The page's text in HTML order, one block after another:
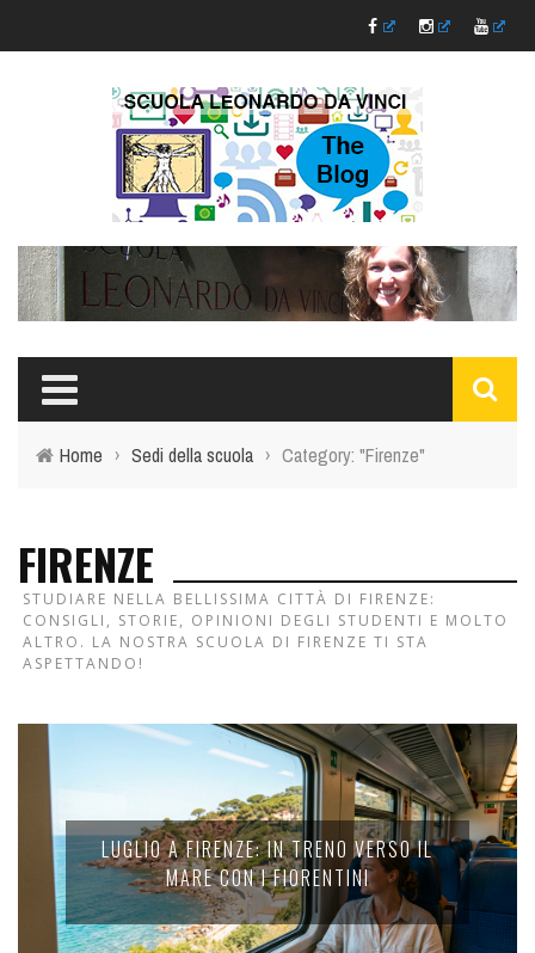
Home › Sedi della scuola › Category: "Firenze"
FIRENZE
STUDIARE NELLA BELLISSIMA CITTÀ DI FIRENZE:
CONSIGLI, STORIE, OPINIONI DEGLI STUDENTI E MOLTO
ALTRO. LA NOSTRA SCUOLA DI FIRENZE TI STA
ASPETTANDO!
LUGLIO A FIRENZE: IN TRENO VERSO IL
MARE CON I FIORENTINI